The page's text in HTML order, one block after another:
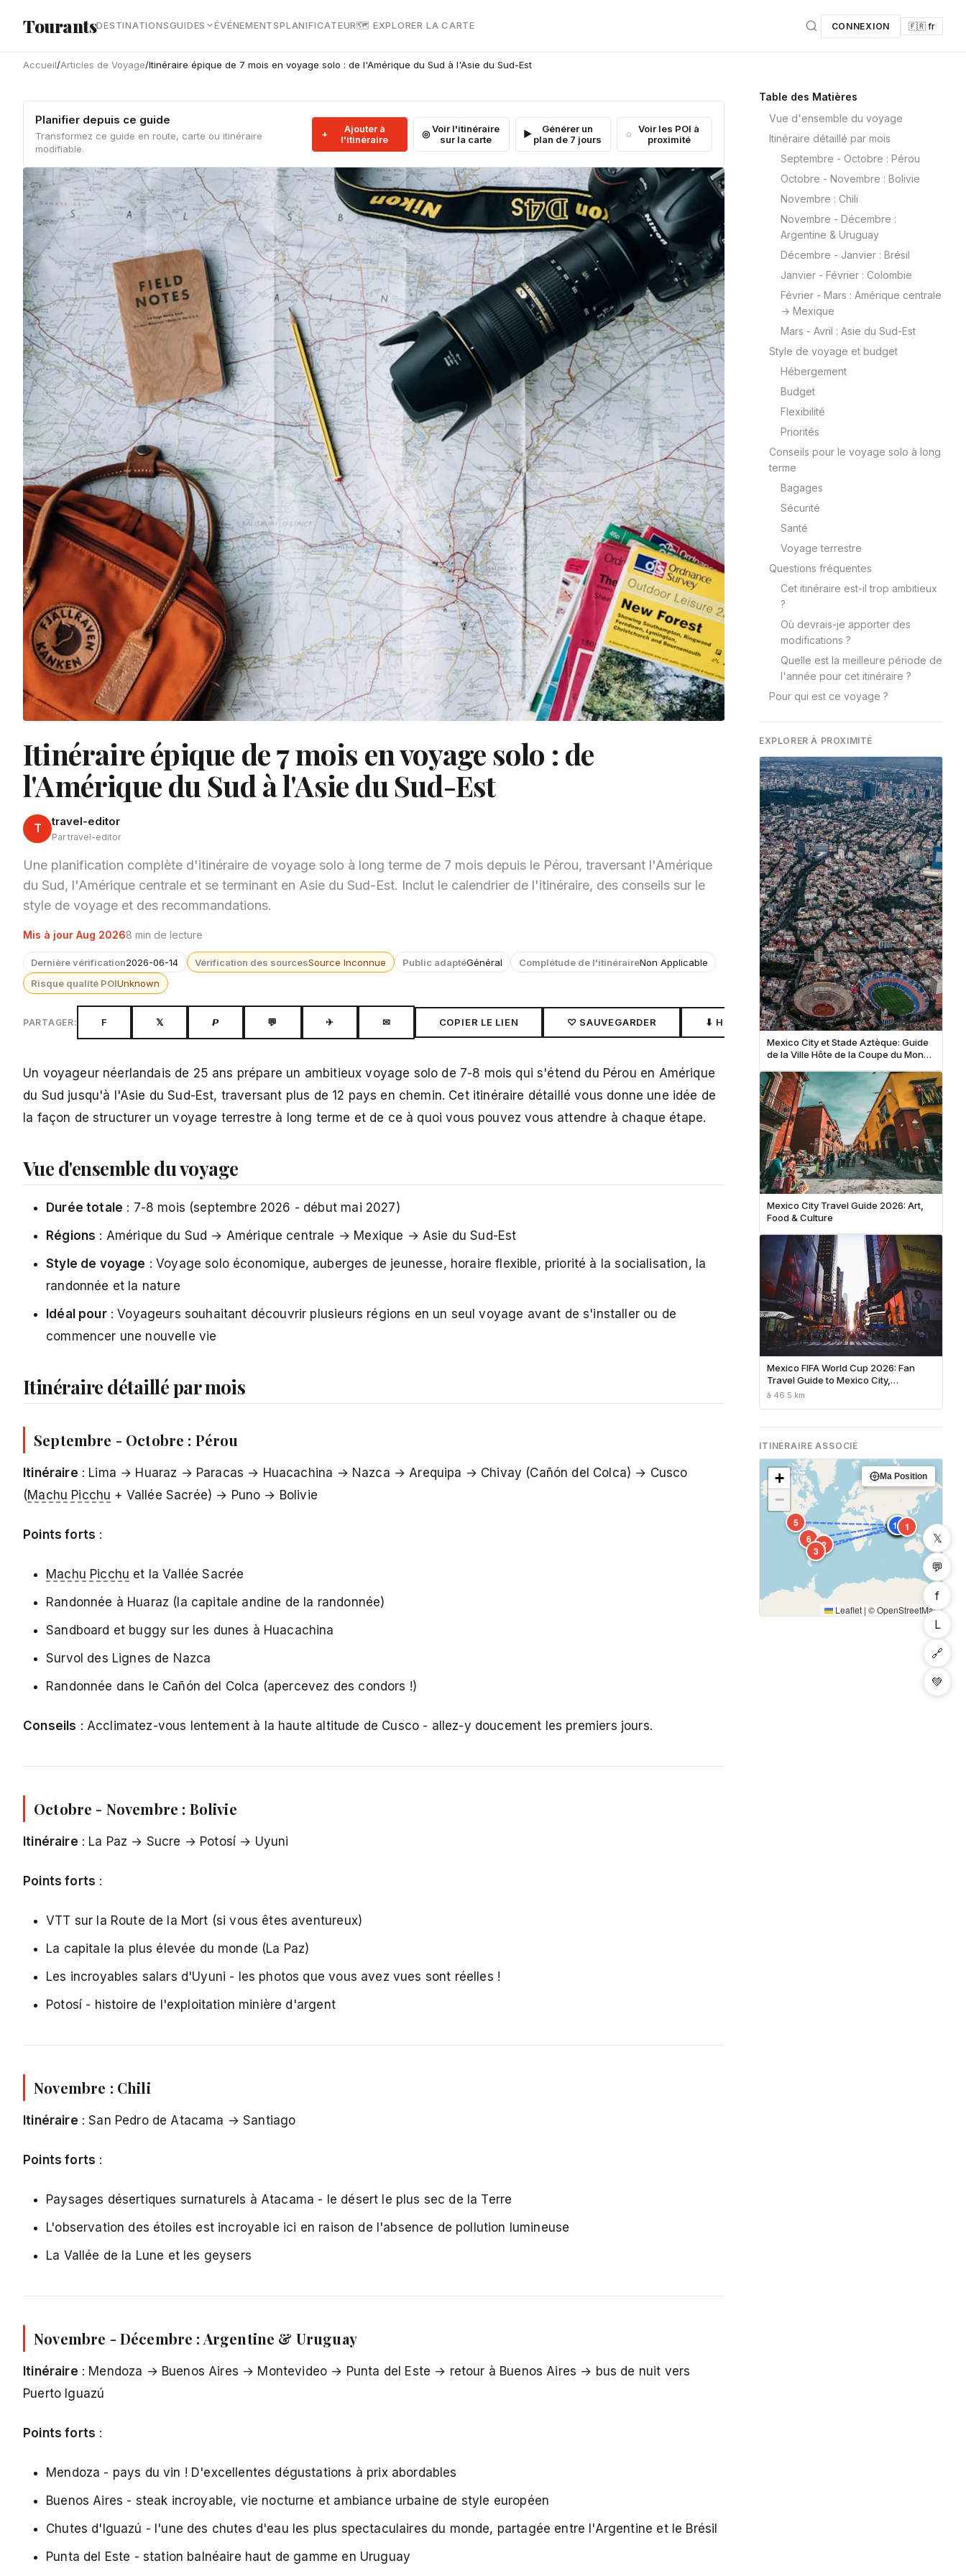
TourantsDESTINATIONSGUIDES ÉVÉNEMENTSPLANIFICATEUR🗺 EXPLORER LA CARTE CONNEXION 🇫🇷 fr
Accueil/Articles de Voyage/Itinéraire épique de 7 mois en voyage solo : de l'Amérique du Sud à l'Asie du Sud-Est
Planifier depuis ce guide
Transformez ce guide en route, carte ou itinéraire
modifiable.
Ajouter à
l'itinéraire
Voir l'itinéraire
sur la carte
Générer un
plan de 7 jours
Voir les POI à
proximité
Itinéraire épique de 7 mois en voyage solo : de
l'Amérique du Sud à l'Asie du Sud-Est
T travel-editor
Par travel-editor
Une planification complète d'itinéraire de voyage solo à long terme de 7 mois depuis le Pérou, traversant l'Amérique
du Sud, l'Amérique centrale et se terminant en Asie du Sud-Est. Inclut le calendrier de l'itinéraire, des conseils sur le
style de voyage et des recommandations.
Mis à jour Aug 20268 min de lecture
Dernière vérification2026-06-14 Vérification des sourcesSource Inconnue Public adaptéGénéral Complétude de l'itinéraireNon Applicable
Risque qualité POIUnknown
PARTAGER: F 𝕏 𝙋 💬 ✈ ✉ COPIER LE LIEN ♡ SAUVEGARDER ⬇ HORS LIGNE
Un voyageur néerlandais de 25 ans prépare un ambitieux voyage solo de 7-8 mois qui s'étend du Pérou en Amérique
du Sud jusqu'à l'Asie du Sud-Est, traversant plus de 12 pays en chemin. Cet itinéraire détaillé vous donne une idée de
la façon de structurer un voyage terrestre à long terme et de ce à quoi vous pouvez vous attendre à chaque étape.
Vue d'ensemble du voyage
Durée totale : 7-8 mois (septembre 2026 - début mai 2027)
Régions : Amérique du Sud → Amérique centrale → Mexique → Asie du Sud-Est
Style de voyage : Voyage solo économique, auberges de jeunesse, horaire flexible, priorité à la socialisation, la
randonnée et la nature
Idéal pour: Voyageurs souhaitant découvrir plusieurs régions en un seul voyage avant de s'installer ou de
commencer une nouvelle vie
Itinéraire détaillé par mois
Septembre - Octobre : Pérou
Itinéraire : Lima → Huaraz → Paracas → Huacachina → Nazca → Arequipa → Chivay (Cañón del Colca) → Cusco
(Machu Picchu + Vallée Sacrée) → Puno → Bolivie
Points forts :
Machu Picchu et la Vallée Sacrée
Randonnée à Huaraz (la capitale andine de la randonnée)
Sandboard et buggy sur les dunes à Huacachina
Survol des Lignes de Nazca
Randonnée dans le Cañón del Colca (apercevez des condors !)
Conseils : Acclimatez-vous lentement à la haute altitude de Cusco - allez-y doucement les premiers jours.
Octobre - Novembre : Bolivie
Itinéraire : La Paz → Sucre → Potosí → Uyuni
Points forts :
VTT sur la Route de la Mort (si vous êtes aventureux)
La capitale la plus élevée du monde (La Paz)
Les incroyables salars d'Uyuni - les photos que vous avez vues sont réelles !
Potosí - histoire de l'exploitation minière d'argent
Novembre : Chili
Itinéraire : San Pedro de Atacama → Santiago
Points forts :
Paysages désertiques surnaturels à Atacama - le désert le plus sec de la Terre
L'observation des étoiles est incroyable ici en raison de l'absence de pollution lumineuse
La Vallée de la Lune et les geysers
Novembre - Décembre : Argentine & Uruguay
Itinéraire : Mendoza → Buenos Aires → Montevideo → Punta del Este → retour à Buenos Aires → bus de nuit vers
Puerto Iguazú
Points forts :
Mendoza - pays du vin ! D'excellentes dégustations à prix abordables
Buenos Aires - steak incroyable, vie nocturne et ambiance urbaine de style européen
Chutes d'Iguazú - l'une des chutes d'eau les plus spectaculaires du monde, partagée entre l'Argentine et le Brésil
Punta del Este - station balnéaire haut de gamme en Uruguay
Table des Matières
Vue d'ensemble du voyage
Itinéraire détaillé par mois
Septembre - Octobre : Pérou
Octobre - Novembre : Bolivie
Novembre : Chili
Novembre - Décembre :
Argentine & Uruguay
Décembre - Janvier : Brésil
Janvier - Février : Colombie
Février - Mars : Amérique centrale
→ Mexique
Mars - Avril : Asie du Sud-Est
Style de voyage et budget
Hébergement
Budget
Flexibilité
Priorités
Conseils pour le voyage solo à long
terme
Bagages
Sécurité
Santé
Voyage terrestre
Questions fréquentes
Cet itinéraire est-il trop ambitieux
?
Où devrais-je apporter des
modifications ?
Quelle est la meilleure période de
l'année pour cet itinéraire ?
Pour qui est ce voyage ?
EXPLORER À PROXIMITÉ
Mexico City et Stade Aztèque: Guide
de la Ville Hôte de la Coupe du Monde
Mexico City Travel Guide 2026: Art,
Food & Culture
Mexico FIFA World Cup 2026: Fan
Travel Guide to Mexico City,
Guadalajara & Monterrey
à 46.5 km
ITINÉRAIRE ASSOCIÉ
1
2
3
4
5
6
7
8
9
10
11
12
13
+
−
Ma Position
Leaflet | ©OpenStreetMap
𝕏
💬
f
L
🔗
💚